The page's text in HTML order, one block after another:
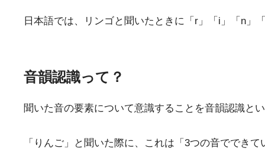
日本語では、リンゴと聞いたときに「r」「i」「n」
音韻認識って？
聞いた音の要素について意識することを音韻認識と
「りんご」と聞いた際に、これは「3つの音ででき